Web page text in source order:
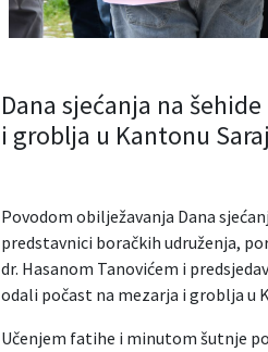
Dana sjećanja na
i groblja u Kantonu
Povodom obilježavanja Dana
predstavnici boračkih udruženja,
dr. Hasanom Tanovićem i
odali počast na mezarja i groblja u
Učenjem fatihe i minutom šutnje